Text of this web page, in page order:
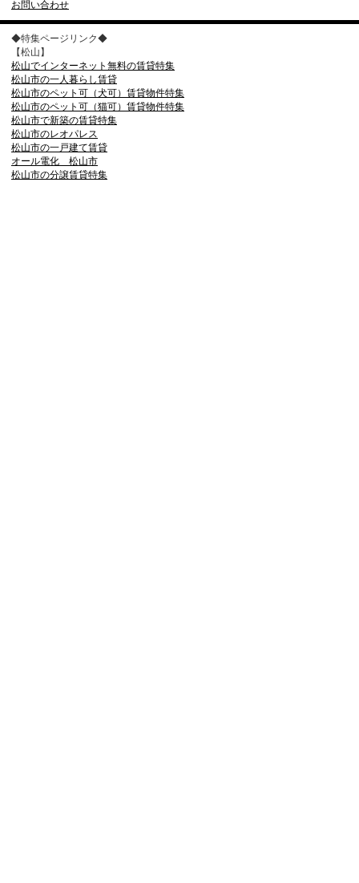
お問い合わせ
◆特集ページリンク◆
【松山】
松山でインターネット無料の賃貸特集
松山市の一人暮らし賃貸
松山市のペット可（犬可）賃貸物件特集
松山市のペット可（猫可）賃貸物件特集
松山市で新築の賃貸特集
松山市のレオパレス
松山市の一戸建て賃貸
オール電化 松山市
松山市の分譲賃貸特集